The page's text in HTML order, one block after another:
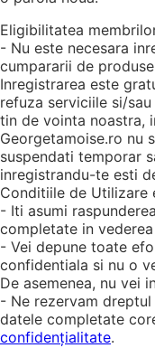
Eligibilitatea
- Nu este necesara
cumpararii de
Inregistrarea este
refuza serviciile si/
tin de vointa noastra,
Georgetamoise.ro nu
suspendati temporar
inregistrandu-te esti
Conditiile de Utilizare
- Iti asumi
completate in
- Vei depune toate
confidentiala si nu o
De asemenea, nu vei
- Ne rezervam
datele completate
confidențialitate.